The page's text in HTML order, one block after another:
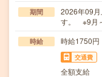
期間
2026年09
す。 ※9月
時給 時給1750
交通費
全額支給